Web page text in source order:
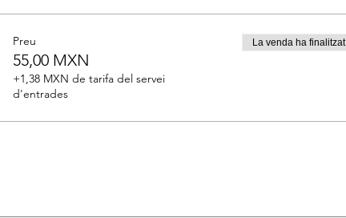
Preu
55,00 MXN
+1,38 MXN de tarifa del servei
d'entrades
La venda ha finalitzat